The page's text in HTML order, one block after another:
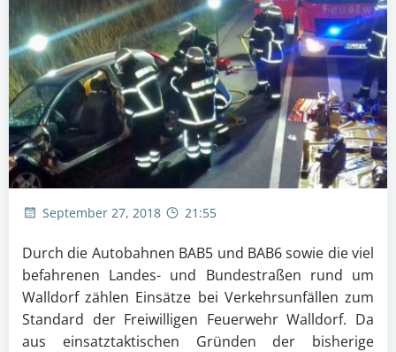
September 27, 2018 21:55
Durch die Autobahnen BAB5 und BAB6 sowie die viel
befahrenen Landes- und Bundestraßen rund um
Walldorf zählen Einsätze bei Verkehrsunfällen zum
Standard der Freiwilligen Feuerwehr Walldorf. Da
aus einsatztaktischen Gründen der bisherige